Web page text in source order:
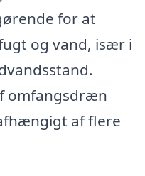
for at
og vand, især i
omfangsdræn
af flere